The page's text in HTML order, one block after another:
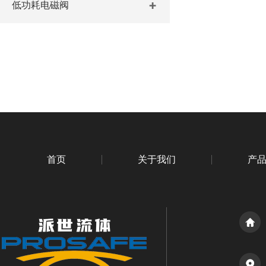
低功耗电磁阀
首页 关于我们 产